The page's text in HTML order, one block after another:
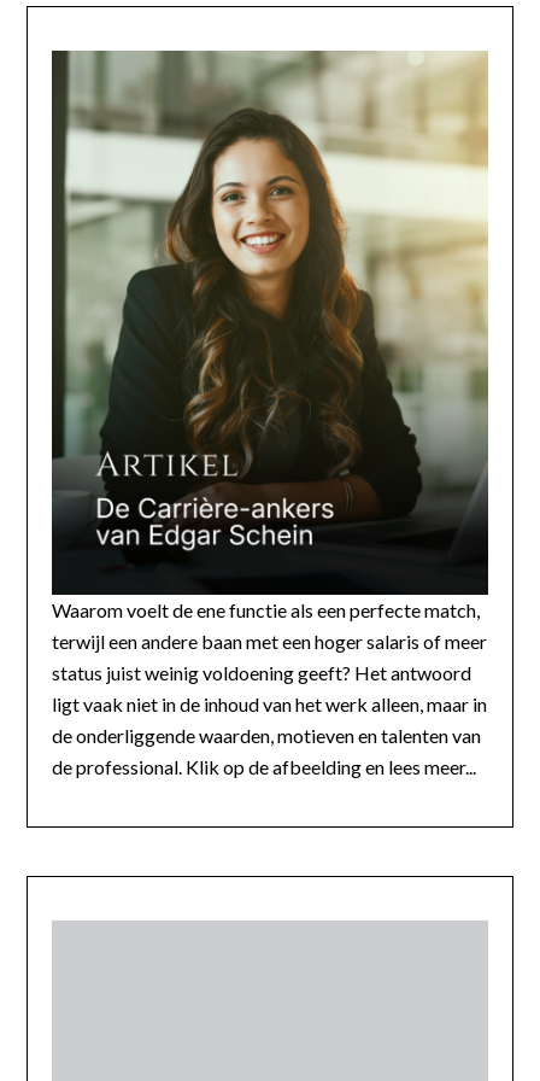
Waarom voelt de ene functie als een perfecte match,
terwijl een andere baan met een hoger salaris of meer
status juist weinig voldoening geeft? Het antwoord
ligt vaak niet in de inhoud van het werk alleen, maar in
de onderliggende waarden, motieven en talenten van
de professional. Klik op de afbeelding en lees meer...